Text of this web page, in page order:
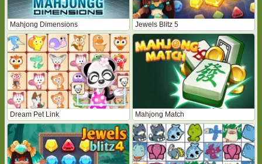
Mahjong Dimensions Jewels Blitz 5
Dream Pet Link Mahjong Match